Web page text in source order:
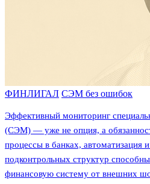
ФИНЛИГАЛ СЭМ без ошибок
Эффективный мониторинг
(СЭМ) — уже не опция, а
процессы в банках, автоматизация
подконтрольных структур
финансовую систему от внешних